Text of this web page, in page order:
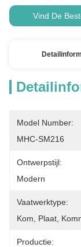
Vind De
Model Number:
MHC-SM216
Ontwerpstijl:
Modern
Vaatwerktype:
Kom, Plaat,
Productie: